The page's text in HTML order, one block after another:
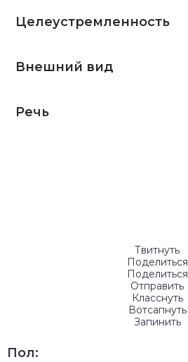
Целеустремленность
Внешний вид
Речь
Твитнуть
Поделиться
Поделиться
Отправить
Класснуть
Вотсапнуть
Запинить
Пол: